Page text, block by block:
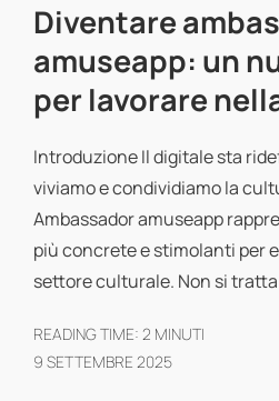
Diventare
amuseapp: un
per lavorare
Introduzione Il digitale sta
viviamo e condividiamo la
Ambassador amuseapp
più concrete e stimolanti per
settore culturale. Non si
READING TIME: 2 MINUTI
9 SETTEMBRE 2025